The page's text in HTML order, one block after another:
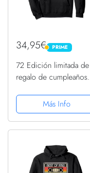
34,95€ PRIME
PRIME
72 Edición limitada de
regalo de cumpleaños
CapuchaMás Info